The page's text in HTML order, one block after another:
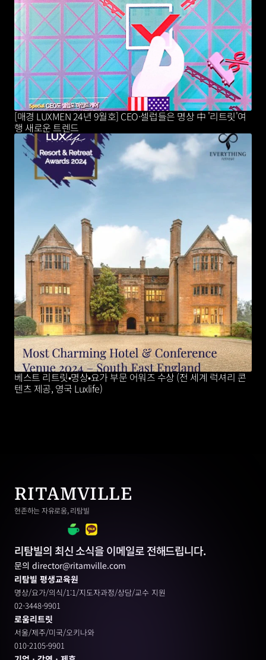
[매경 LUXMEN 24년 9월호] CEO·셀럽들은 명상 中 '리트릿'여
행 새로운 트렌드
베스트 리트릿•명상•요가 부문 어워즈 수상 (전 세계 럭셔리 콘
텐츠 제공, 영국 Luxlife)
RITAMVILLE
현존하는 자유로움, 리탐빌
리탐빌의 최신 소식을 이메일로 전해드립니다.
문의 director@ritamville.com
리탐빌 평생교육원
명상/요가/의식/1:1/지도자과정/상담/교수 지원
02-3448-9901
로움리트릿
서울/제주/미국/오키나와
010-2105-9901